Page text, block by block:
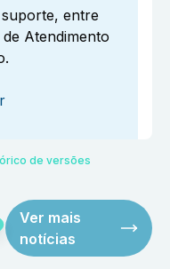
entre
Atendimento
de versões
Ver mais
notícias